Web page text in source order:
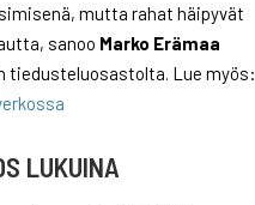
mutta rahat häipyvät
sanoo Marko Erämaa
tiedusteluosastolta. Lue myös:
LUKUINA